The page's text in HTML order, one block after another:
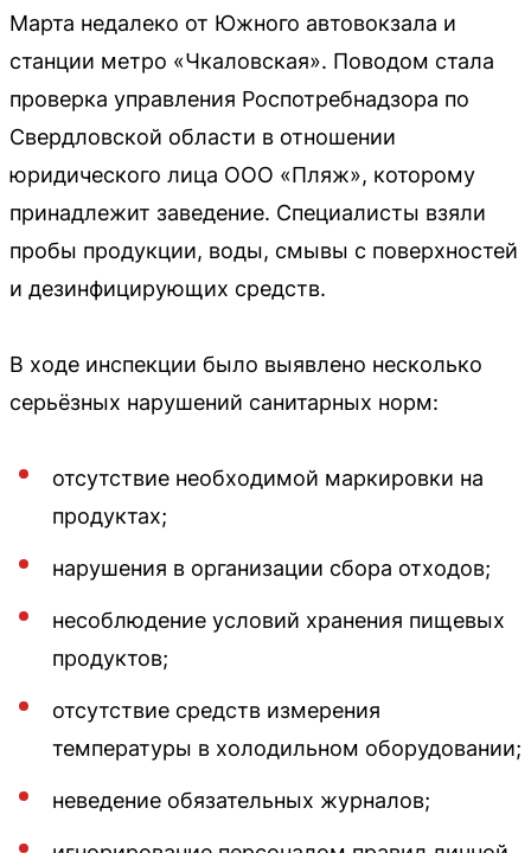
Марта недалеко от Южного автовокзала и
станции метро «Чкаловская». Поводом стала
проверка управления Роспотребнадзора по
Свердловской области в отношении
юридического лица ООО «Пляж», которому
принадлежит заведение. Специалисты взяли
пробы продукции, воды, смывы с поверхностей
и дезинфицирующих средств.
В ходе инспекции было выявлено несколько
серьёзных нарушений санитарных норм:
отсутствие необходимой маркировки на
продуктах;
нарушения в организации сбора отходов;
несоблюдение условий хранения пищевых
продуктов;
отсутствие средств измерения
температуры в холодильном оборудовании;
неведение обязательных журналов;